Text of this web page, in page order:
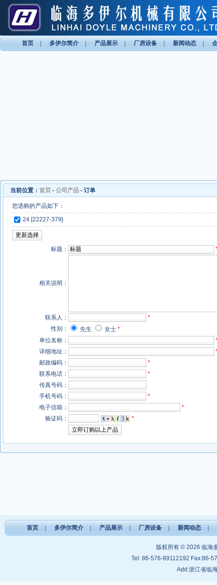
首页 多伊尔简介 产品展示 厂房设备 新闻动态
当前位置： 首页 - 公司产品 - 订单
您选购的产品如下：
24 [22227-379]
标题：
相关说明：
联系人：
*
性别：
先生 女士 *
单位名称：
详细地址：
邮政编码：
*
联系电话：
*
传真号码：
手机号码：
*
电子信箱：
*
验证码：
*
首页 多伊尔简介 产品展示 厂房设备 新闻动态
版权所有 © 2026临海
Tel: 86-576-89112192 Fax:86-
Add:浙江省临